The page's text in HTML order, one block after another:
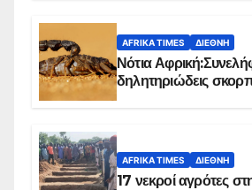
AFRIKA TIMES ΔΙΕΘΝΉ
Νότια
δηλητηριώδεις
AFRIKA TIMES ΔΙΕΘΝΉ
17 νεκροί αγρότες